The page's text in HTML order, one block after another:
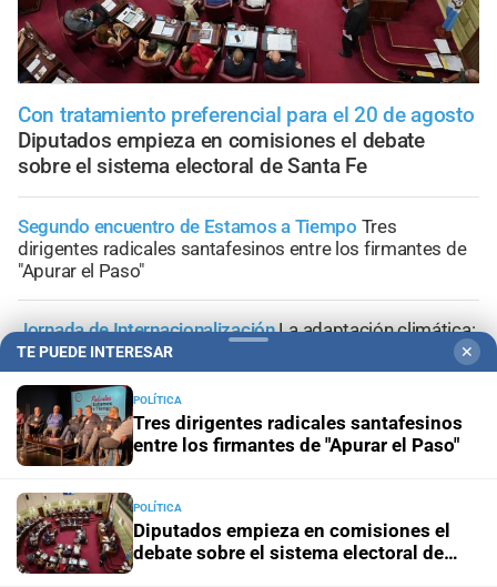
Con tratamiento preferencial para el 20 de agosto
Diputados empieza en comisiones el debate
sobre el sistema electoral de Santa Fe
Segundo encuentro de Estamos a Tiempo Tres
dirigentes radicales santafesinos entre los firmantes de
"Apurar el Paso"
Jornada de InternacionalizaciónLa adaptación climática:
un desafío integral para Santa Fe y el sur global
Lo confirmó Coudannes
Pullaro viaja a Chile con agenda
productiva vinculada al puerto de Rosario
Proyecto de Losada
radicalismo nacional al dictamen sobre falsas denuncias
TE PUEDE INTERESAR ✕
POLÍTICA
Tres dirigentes radicales santafesinos
entre los firmantes de "Apurar el Paso"
POLÍTICA
Diputados empieza en comisiones el
debate sobre el sistema electoral de